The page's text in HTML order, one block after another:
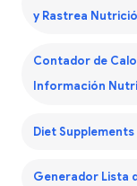
y Rastrea
Contador de
Información
Diet
Generador Lista